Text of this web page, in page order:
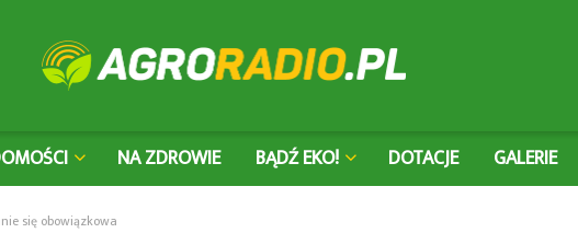
NA ZDROWIE BĄDŹ EKO! DOTACJE GALERIE
się obowiązkowa